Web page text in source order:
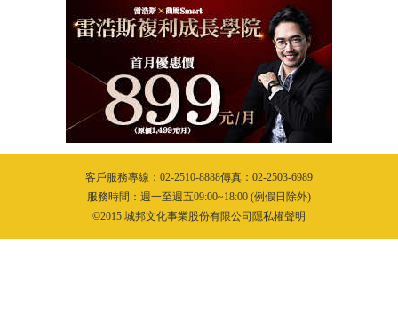
客戶服務專線：02-2510-8888傳真：02-2503-6989
服務時間：週一至週五09:00~18:00 (例假日除外)
©2015 城邦文化事業股份有限公司隱私權聲明